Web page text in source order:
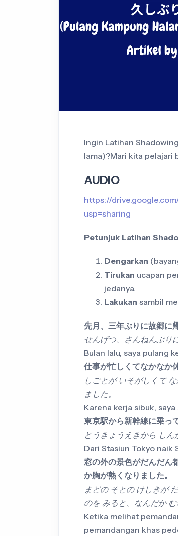
Ingin Latihan
lama)?Mari kita pelajari
AUDIO
https://
usp=sharing
Petunjuk Latihan
Dengarkan
Tirukan ucapan
jedanya.
Lakukan sambil
先月、三年ぶりに故郷に
せんげつ、さんねんぶり
Bulan lalu, saya pulang
仕事が忙しくてなかなか
しごとが いそがしくて
ました。
Karena kerja sibuk,
東京駅から新幹線に乗っ
とうきょうえきから しん
Dari Stasiun Tokyo naik
窓の外の景色がだんだん
か胸が熱くなりました。
まどの そとの けしきが
のを みると、なんだか む
Ketika melihat
pemandangan khas